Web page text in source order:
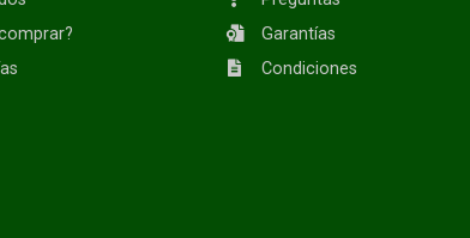
Garantías
Condiciones